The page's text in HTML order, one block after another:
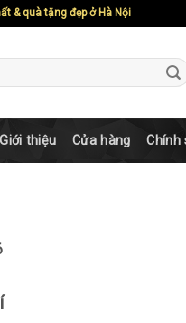
& quà tặng đẹp ở Hà Nội
Giới thiệu Cửa hàng Chính